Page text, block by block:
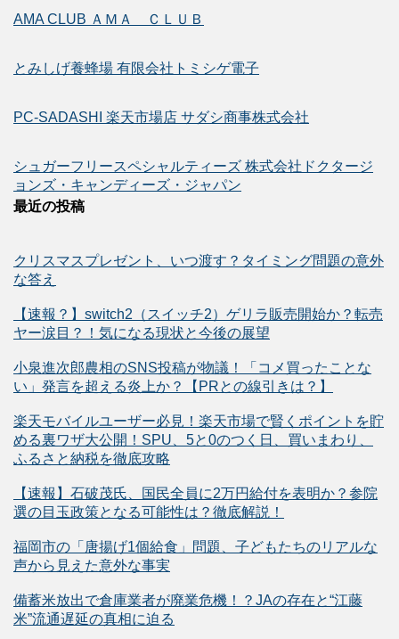
AMA CLUB ＡＭＡ ＣＬＵＢ
とみしげ養蜂場 有限会社トミシゲ電子
PC-SADASHI 楽天市場店 サダシ商事株式会社
シュガーフリースペシャルティーズ 株式会社ドクタージ
ョンズ・キャンディーズ・ジャパン
最近の投稿
クリスマスプレゼント、いつ渡す？タイミング問題の意外
な答え
【速報？】switch2（スイッチ2）ゲリラ販売開始か？転売
ヤー涙目？！気になる現状と今後の展望
小泉進次郎農相のSNS投稿が物議！「コメ買ったことな
い」発言を超える炎上か？【PRとの線引きは？】
楽天モバイルユーザー必見！楽天市場で賢くポイントを貯
める裏ワザ大公開！SPU、5と0のつく日、買いまわり、
ふるさと納税を徹底攻略
【速報】石破茂氏、国民全員に2万円給付を表明か？参院
選の目玉政策となる可能性は？徹底解説！
福岡市の「唐揚げ1個給食」問題、子どもたちのリアルな
声から見えた意外な事実
備蓄米放出で倉庫業者が廃業危機！？JAの存在と“江藤
米”流通遅延の真相に迫る